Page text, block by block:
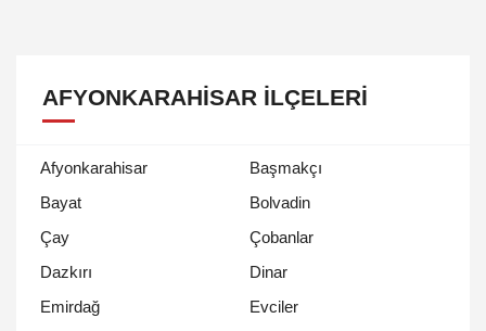
AFYONKARAHISAR İLÇELERI
Afyonkarahisar
Başmakçı
Bayat
Bolvadin
Çay
Çobanlar
Dazkırı
Dinar
Emirdağ
Evciler